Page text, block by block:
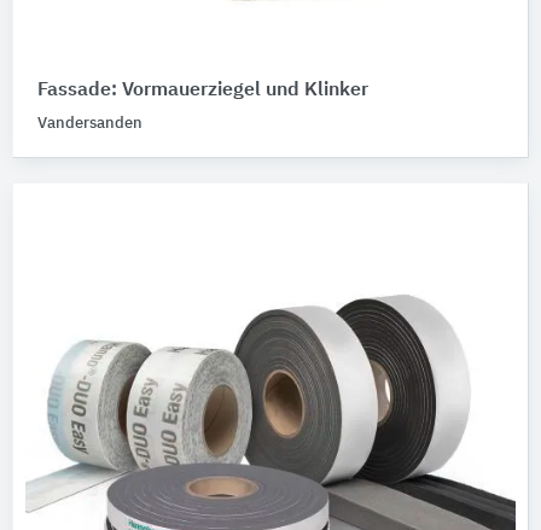
Fassade: Vormauerziegel und Klinker
Vandersanden